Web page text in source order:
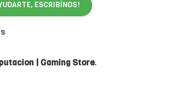
ESCRIBÍNOS!
| Gaming Store.